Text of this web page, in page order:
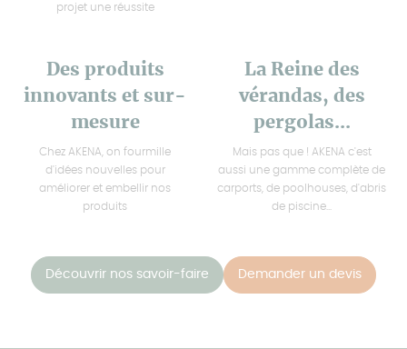
projet une réussite
Des produits
innovants et sur-
mesure
Chez AKENA, on fourmille
d'idées nouvelles pour
améliorer et embellir nos
produits
La Reine des
vérandas, des
pergolas...
Mais pas que ! AKENA c'est
aussi une gamme complète de
carports, de poolhouses, d'abris
de piscine...
Découvrir nos savoir-faire Demander un devis